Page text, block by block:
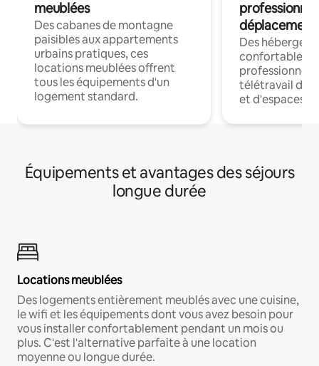
meublées
Des cabanes de montagne
paisibles aux appartements
urbains pratiques, ces
locations meublées offrent
tous les équipements d'un
logement standard.
déplacement
Des
confortables
professionnels
télétravail
et d'espaces
Équipements et avantages des séjours
longue durée
Locations meublées
Des logements entièrement meublés avec une cuisine,
le wifi et les équipements dont vous avez besoin pour
vous installer confortablement pendant un mois ou
plus. C'est l'alternative parfaite à une location
moyenne ou longue durée.